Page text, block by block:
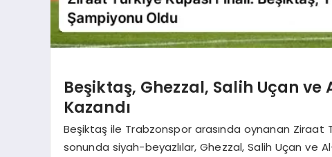
Beşiktaş, Ghezzal, Salih Uçan
Kazandı
Beşiktaş ile Trabzonspor arasında oynanan Ziraat
sonunda siyah-beyazlılar, Ghezzal, Salih Uçan ve